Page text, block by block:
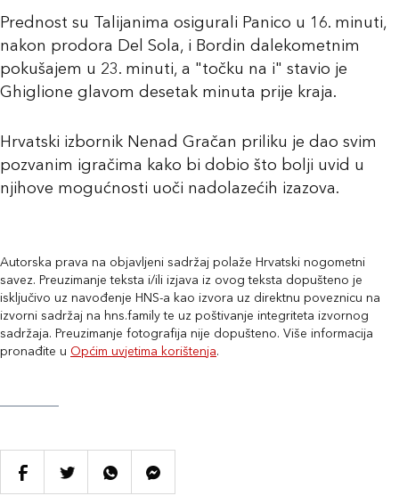
Prednost su Talijanima osigurali Panico u 16. minuti,
nakon prodora Del Sola, i Bordin dalekometnim
pokušajem u 23. minuti, a "točku na i" stavio je
Ghiglione glavom desetak minuta prije kraja.
Hrvatski izbornik Nenad Gračan priliku je dao svim
pozvanim igračima kako bi dobio što bolji uvid u
njihove mogućnosti uoči nadolazećih izazova.
Autorska prava na objavljeni sadržaj polaže Hrvatski nogometni
savez. Preuzimanje teksta i/ili izjava iz ovog teksta dopušteno je
isključivo uz navođenje HNS-a kao izvora uz direktnu poveznicu na
izvorni sadržaj na hns.family te uz poštivanje integriteta izvornog
sadržaja. Preuzimanje fotografija nije dopušteno. Više informacija
pronađite u Općim uvjetima korištenja.